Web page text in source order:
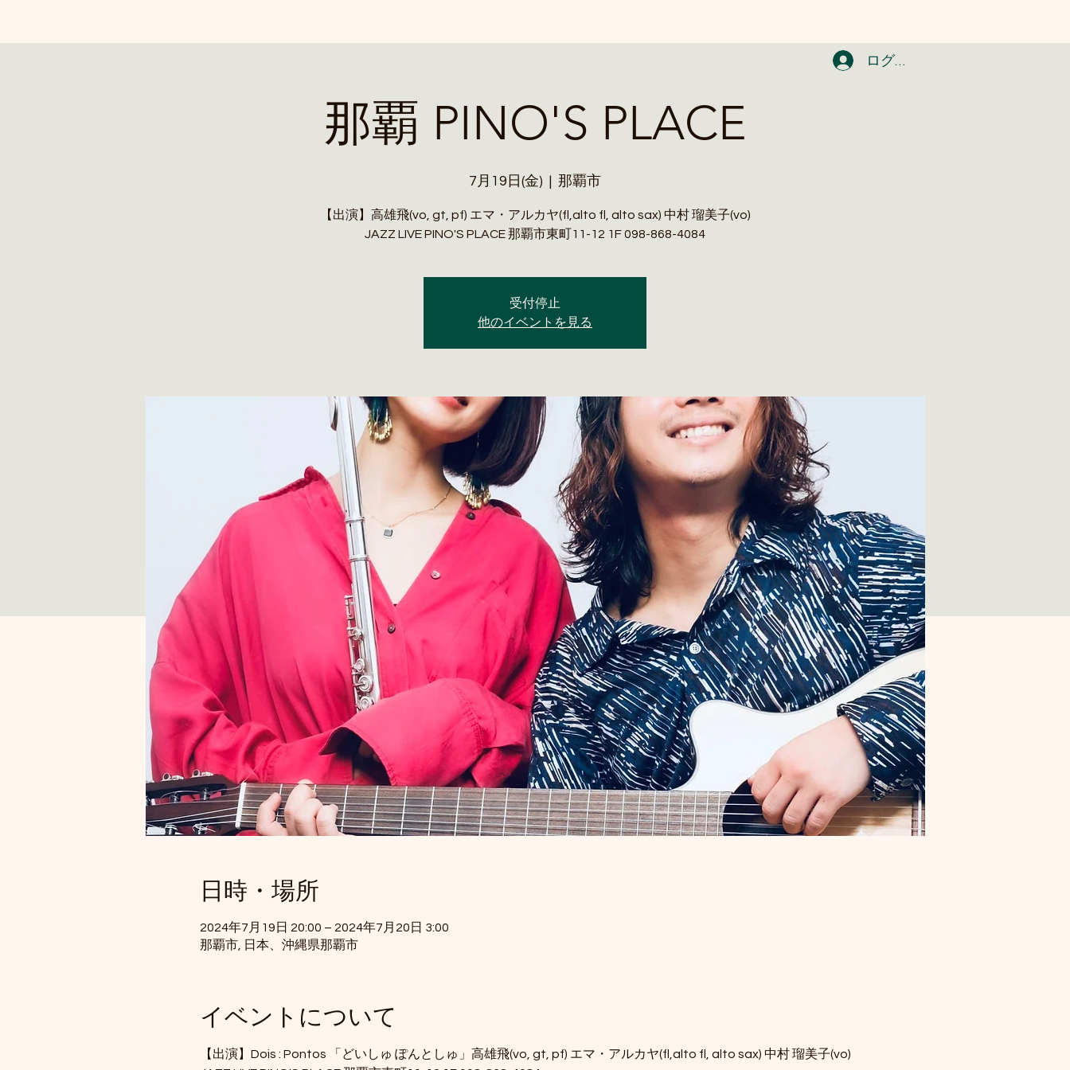
ログイン
那覇 PINO'S PLACE
7月19日(金)
  |
那覇市
【出演】高雄飛(vo, gt, pf) エマ・アルカヤ(fl,alto fl, alto sax) 中村 瑠美子(vo)
JAZZ LIVE PINO'S PLACE 那覇市東町11-12 1F 098-868-4084
受付停止
他のイベントを見る
日時・場所
2024年7月19日 20:00 – 2024年7月20日 3:00
那覇市, 日本、沖縄県那覇市
イベントについて
【出演】Dois : Pontos 「どいしゅ ぽんとしゅ」高雄飛(vo, gt, pf) エマ・アルカヤ(fl,alto fl, alto sax) 中村 瑠美子(vo)